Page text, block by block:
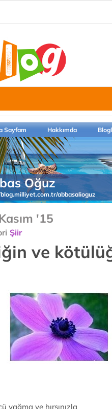
Sayfam Hakkımda
Oğuz
abbasalioguz
'15
Şiir
ve
yağma ve hırsınızla